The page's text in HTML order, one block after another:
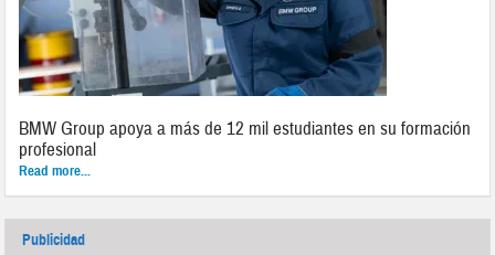
BMW Group apoya a más de 12 mil estudiantes en su formación
profesional
Read more...
Publicidad